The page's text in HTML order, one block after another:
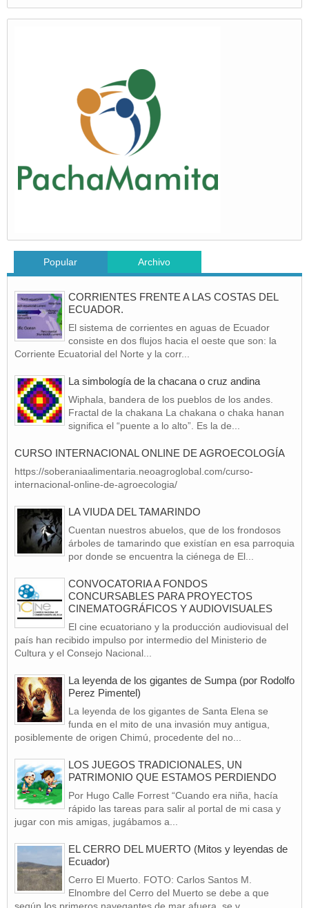
Popular Archivo
CORRIENTES FRENTE A LAS COSTAS DEL
ECUADOR.
El sistema de corrientes en aguas de Ecuador
consiste en dos flujos hacia el oeste que son: la
Corriente Ecuatorial del Norte y la corr...
La simbología de la chacana o cruz andina
Wiphala, bandera de los pueblos de los andes.
Fractal de la chakana La chakana o chaka hanan
significa el “puente a lo alto”. Es la de...
CURSO INTERNACIONAL ONLINE DE AGROECOLOGÍA
https://soberaniaalimentaria.neoagroglobal.com/curso-
internacional-online-de-agroecologia/
LA VIUDA DEL TAMARINDO
Cuentan nuestros abuelos, que de los frondosos
árboles de tamarindo que existían en esa parroquia
por donde se encuentra la ciénega de El...
CONVOCATORIA A FONDOS
CONCURSABLES PARA PROYECTOS
CINEMATOGRÁFICOS Y AUDIOVISUALES
El cine ecuatoriano y la producción audiovisual del
país han recibido impulso por intermedio del Ministerio de
Cultura y el Consejo Nacional...
La leyenda de los gigantes de Sumpa (por Rodolfo
Perez Pimentel)
La leyenda de los gigantes de Santa Elena se
funda en el mito de una invasión muy antigua,
posiblemente de origen Chimú, procedente del no...
LOS JUEGOS TRADICIONALES, UN
PATRIMONIO QUE ESTAMOS PERDIENDO
Por Hugo Calle Forrest “Cuando era niña, hacía
rápido las tareas para salir al portal de mi casa y
jugar con mis amigas, jugábamos a...
EL CERRO DEL MUERTO (Mitos y leyendas de
Ecuador)
Cerro El Muerto. FOTO: Carlos Santos M.
Elnombre del Cerro del Muerto se debe a que
según los primeros navegantes de mar afuera, se v...